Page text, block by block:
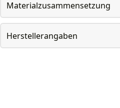
Materialzusammensetzung
Herstellerangaben